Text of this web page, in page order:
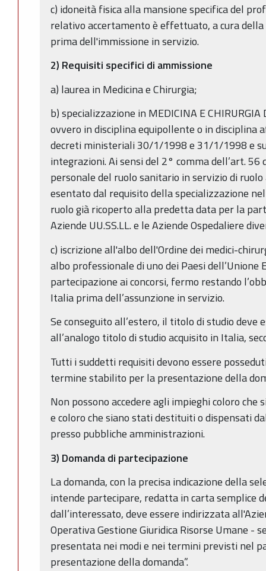
c) idoneità fisica alla mansione specifica del
relativo accertamento è effettuato, a cura
prima dell'immissione in servizio.
2) Requisiti specifici di ammissione
a) laurea in Medicina e Chirurgia;
b) specializzazione in MEDICINA E CHIRURGIA
ovvero in disciplina equipollente o in disciplina
decreti ministeriali 30/1/1998 e 31/1/1998 e
integrazioni. Ai sensi del 2° comma dell’art. 56
personale del ruolo sanitario in servizio di
esentato dal requisito della specializzazione
ruolo già ricoperto alla predetta data per la
Aziende UU.SS.LL. e le Aziende Ospedaliere
c) iscrizione all'albo dell'Ordine dei medici-
albo professionale di uno dei Paesi dell’Unione
partecipazione ai concorsi, fermo restando
Italia prima dell’assunzione in servizio.
Se conseguito all’estero, il titolo di studio deve
all’analogo titolo di studio acquisito in Italia,
Tutti i suddetti requisiti devono essere
termine stabilito per la presentazione della
Non possono accedere agli impieghi coloro
e coloro che siano stati destituiti o dispensati
presso pubbliche amministrazioni.
3) Domanda di partecipazione
La domanda, con la precisa indicazione della
intende partecipare, redatta in carta semplice
dall’interessato, deve essere indirizzata
Operativa Gestione Giuridica Risorse Umane -
presentata nei modi e nei termini previsti nel
presentazione della domanda”.